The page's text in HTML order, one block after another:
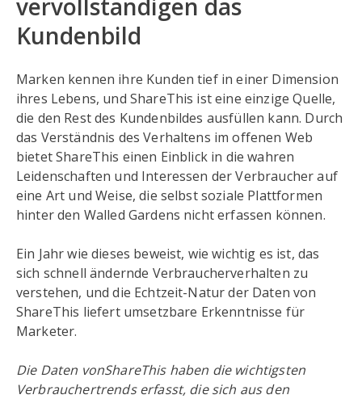
vervollständigen das
Kundenbild
Marken kennen ihre Kunden tief in einer Dimension
ihres Lebens, und ShareThis ist eine einzige Quelle,
die den Rest des Kundenbildes ausfüllen kann. Durch
das Verständnis des Verhaltens im offenen Web
bietet ShareThis einen Einblick in die wahren
Leidenschaften und Interessen der Verbraucher auf
eine Art und Weise, die selbst soziale Plattformen
hinter den Walled Gardens nicht erfassen können.
Ein Jahr wie dieses beweist, wie wichtig es ist, das
sich schnell ändernde Verbraucherverhalten zu
verstehen, und die Echtzeit-Natur der Daten von
ShareThis liefert umsetzbare Erkenntnisse für
Marketer.
Die Daten vonShareThis haben die wichtigsten
Verbrauchertrends erfasst, die sich aus den